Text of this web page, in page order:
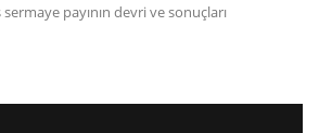
payının devri ve sonuçları